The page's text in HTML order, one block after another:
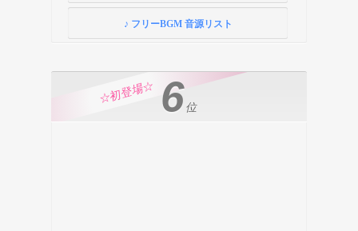
♪ フリーBGM 音源リスト
6位
☆初登場☆